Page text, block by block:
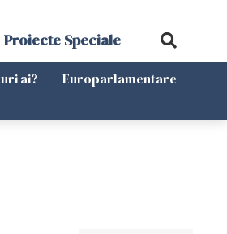
Proiecte Speciale
ai?
Europarlamentare